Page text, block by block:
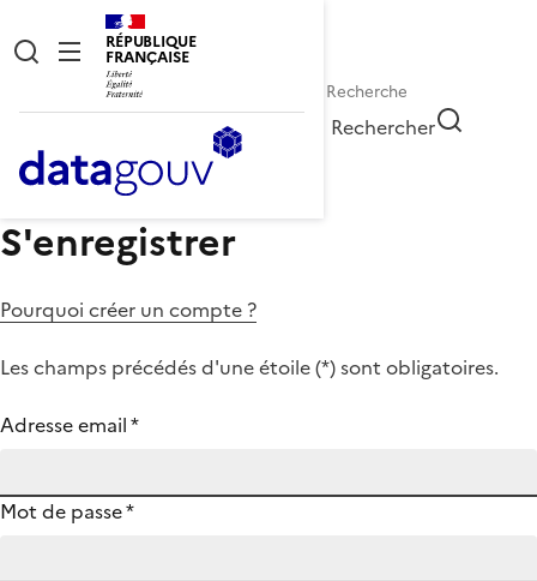
RÉPUBLIQUE
FRANÇAISE
Rechercher
S'enregistrer
Pourquoi créer un compte ?
Les champs précédés d'une étoile (*) sont obligatoires.
Adresse email*
Mot de passe*